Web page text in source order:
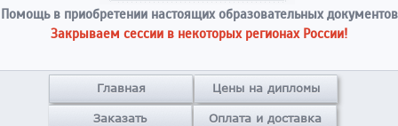
Помощь в приобретении настоящих образовательных документов
Закрываем сессии в некоторых регионах России!
Главная Цены на дипломы
Заказать Оплата и доставка